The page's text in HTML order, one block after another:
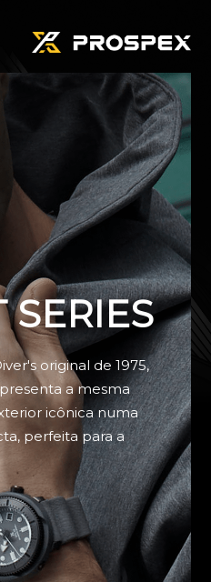
SERIES
original de 1975,
a mesma
icônica numa
perfeita para a